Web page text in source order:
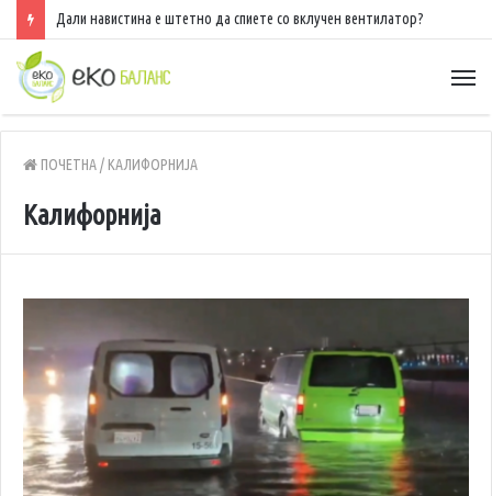
Дали навистина е штетно да спиете со вклучен вентилатор?
ПОЧЕТНА/ КАЛИФОРНИЈА
Калифорнија